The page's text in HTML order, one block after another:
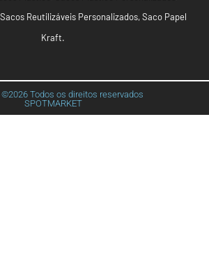
Sacos Reutilizáveis Personalizados,Saco Papel
Kraft.
©2026 Todos os direitos reservados
SPOTMARKET